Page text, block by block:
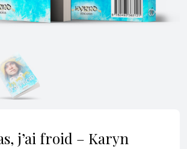
j’ai froid – Karyn